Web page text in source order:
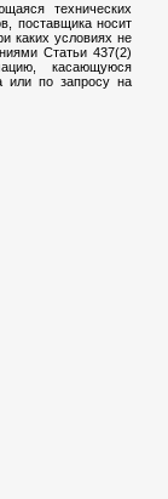
технических
поставщика носит
каких условиях не
Статьи 437(2)
касающуюся
или по запросу на